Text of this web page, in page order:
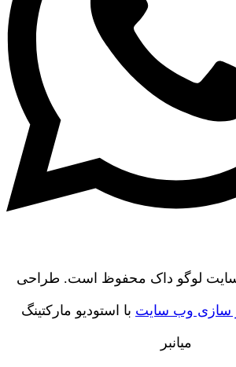
سایت لوگو داک محفوظ است. طراحی
سازی وب سایت با استودیو مارکتینگ
میانبر